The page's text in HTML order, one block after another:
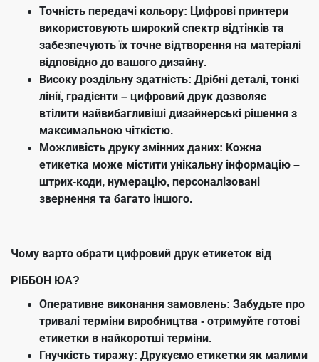
Точність передачі кольору: Цифрові принтери
використовують широкий спектр відтінків та
забезпечують їх точне відтворення на матеріалі
відповідно до вашого дизайну.
Високу роздільну здатність: Дрібні деталі, тонкі
лінії, градієнти – цифровий друк дозволяє
втілити найвибагливіші дизайнерські рішення з
максимальною чіткістю.
Можливість друку змінних даних: Кожна
етикетка може містити унікальну інформацію –
штрих-коди, нумерацію, персоналізовані
звернення та багато іншого.
Чому варто обрати цифровий друк етикеток від
РІББОН ЮА?
Оперативне виконання замовлень: Забудьте про
тривалі терміни виробництва - отримуйте готові
етикетки в найкоротші терміни.
Гнучкість тиражу: Друкуємо етикетки як малими